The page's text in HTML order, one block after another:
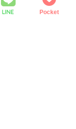
LINE Pocket